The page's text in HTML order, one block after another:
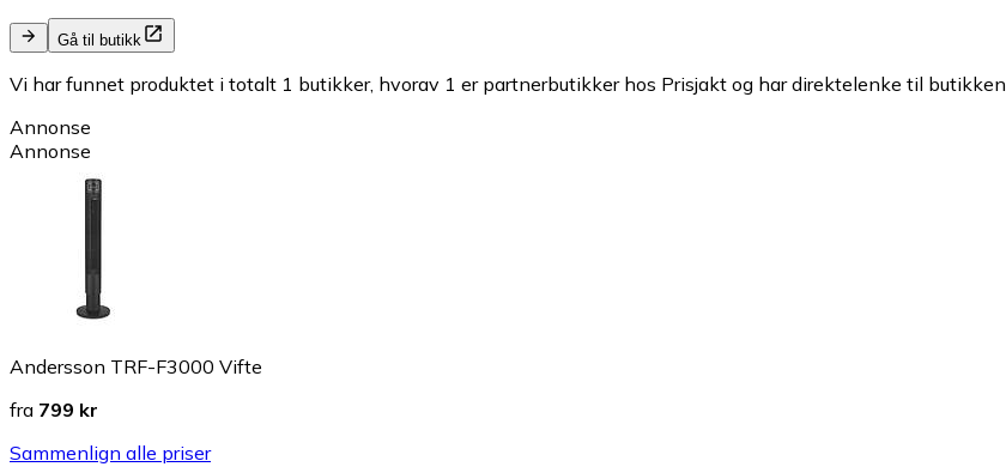
Gå til butikk
Vi har funnet produktet i totalt 1 butikker, hvorav 1 er partnerbutikker hos Prisjakt og har direktelenke til butikken.
Annonse
Annonse
Andersson TRF-F3000 Vifte
fra 799 kr
Sammenlign alle priser